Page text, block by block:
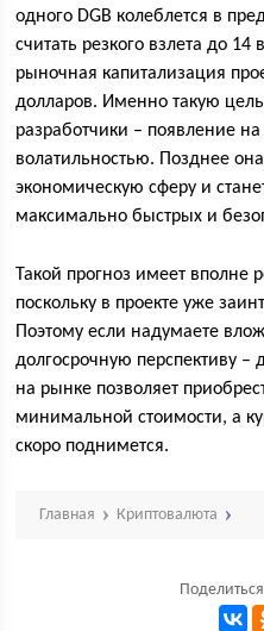
одного DGB колеблется в
считать резкого взлета до
рыночная капитализация
долларов. Именно такую
разработчики – появление
волатильностью. Позднее она
экономическую сферу и
максимально быстрых и
Такой прогноз имеет вполне
поскольку в проекте уже
Поэтому если надумаете
долгосрочную перспективу –
на рынке позволяет
минимальной стоимости, а
скоро поднимется.
Главная Криптовалюта